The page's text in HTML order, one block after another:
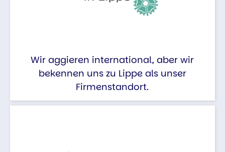
Wir aggieren international, aber wir
bekennen uns zu Lippe als unser
Firmenstandort.